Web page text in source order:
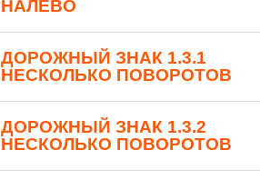
НАЛЕВО
ДОРОЖНЫЙ ЗНАК 1.3.1
НЕСКОЛЬКО ПОВОРОТОВ
ДОРОЖНЫЙ ЗНАК 1.3.2
НЕСКОЛЬКО ПОВОРОТОВ